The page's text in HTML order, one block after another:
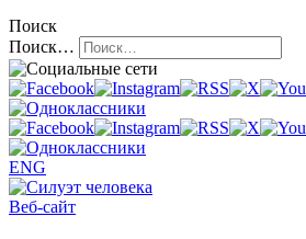
Поиск
Поиск…
ENG
Веб-сайт